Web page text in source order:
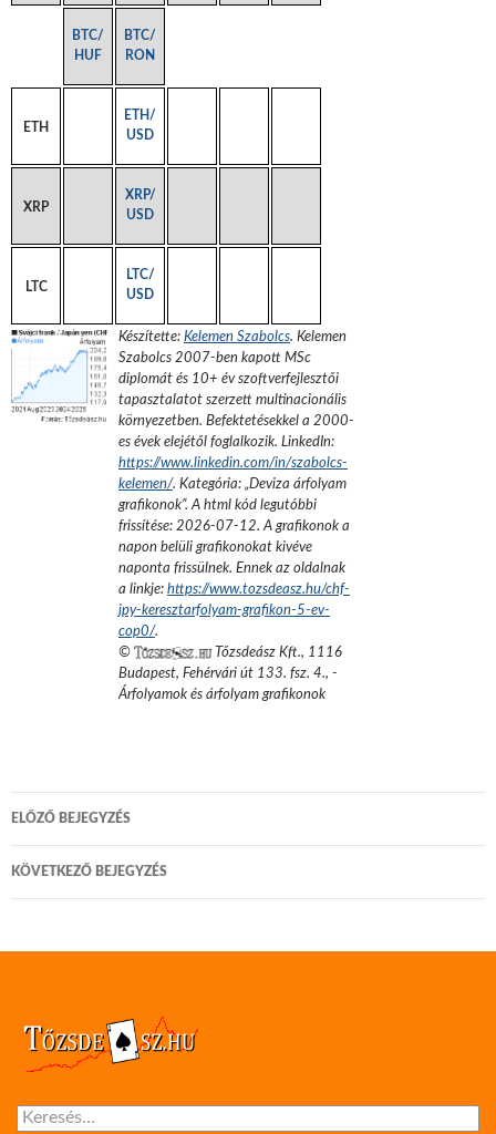
BTC/
HUF
BTC/
RON
ETH
ETH/
USD
XRP
XRP/
USD
LTC
LTC/
USD
Készítette: Kelemen Szabolcs. Kelemen
Szabolcs 2007-ben kapott MSc
diplomát és 10+ év szoftverfejlesztői
tapasztalatot szerzett multinacionális
környezetben. Befektetésekkel a 2000-
es évek elejétől foglalkozik. LinkedIn:
https://www.linkedin.com/in/szabolcs-
kelemen/. Kategória: „Deviza árfolyam
grafikonok”.A html kód legutóbbi
frissítése: 2026-07-12. A grafikonok a
napon belüli grafikonokat kivéve
naponta frissülnek. Ennek az oldalnak
a linkje: https://www.tozsdeasz.hu/chf-
jpy-keresztarfolyam-grafikon-5-ev-
cop0/.
©
Tőzsdeász Kft., 1116
Budapest, Fehérvári út 133. fsz. 4., -
Árfolyamok és árfolyam grafikonok
Bejegyzés
navigáció
ELŐZŐ BEJEGYZÉS
KÖVETKEZŐ BEJEGYZÉS
Keresés: